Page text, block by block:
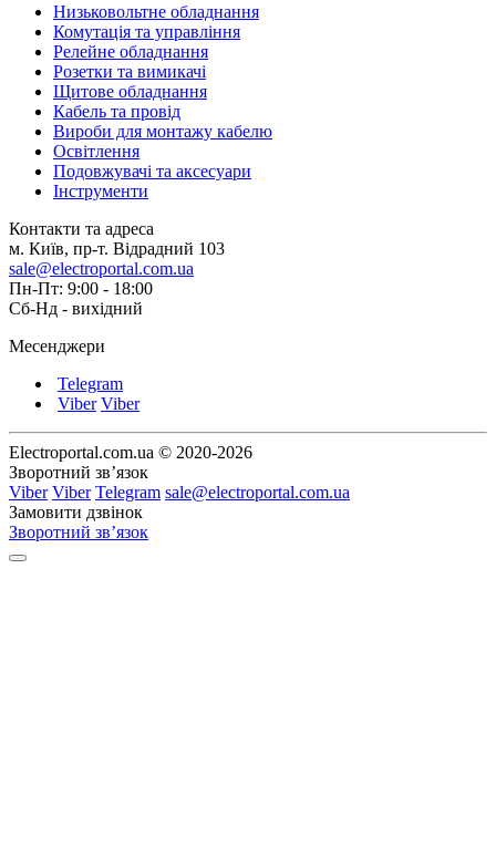
Низьковольтне обладнання
Комутація та управління
Релейне обладнання
Розетки та вимикачі
Щитове обладнання
Кабель та провід
Вироби для монтажу кабелю
Освітлення
Подовжувачі та аксесуари
Інструменти
Контакти та адреса
м. Київ, пр-т. Відрадний 103
sale@electroportal.com.ua
Пн-Пт: 9:00 - 18:00
Сб-Нд - вихідний
Месенджери
Telegram
Viber Viber
Electroportal.com.ua © 2020-2026
Зворотний зв’язок
Viber Viber Telegram sale@electroportal.com.ua
Замовити дзвінок
Зворотний зв’язок